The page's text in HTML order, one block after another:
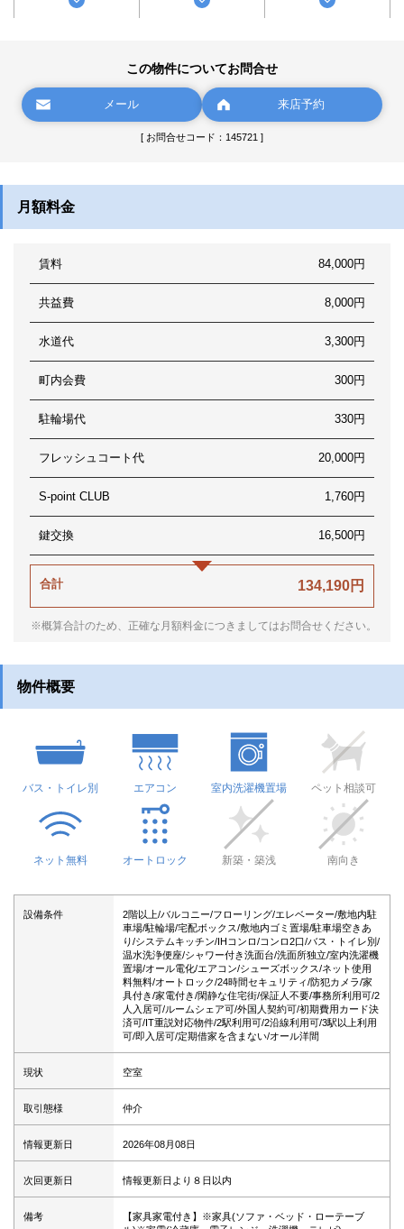
この物件についてお問合せ
メール 来店予約
[ お問合せコード：145721 ]
月額料金
賃料 84,000円
共益費 8,000円
水道代 3,300円
町内会費 300円
駐輪場代 330円
フレッシュコート代 20,000円
S-point CLUB 1,760円
鍵交換 16,500円
合計 134,190円
※概算合計のため、正確な月額料金につきましてはお問合せください。
物件概要
バス・トイレ別 エアコン 室内洗濯機置場 ペット相談可
ネット無料 オートロック 新築・築浅 南向き
設備条件
2階以上/バルコニー/フローリング/エレベーター/敷地内駐
車場/駐輪場/宅配ボックス/敷地内ゴミ置場/駐車場空きあ
り/システムキッチン/IHコンロ/コンロ2口/バス・トイレ別/
温水洗浄便座/シャワー付き洗面台/洗面所独立/室内洗濯機
置場/オール電化/エアコン/シューズボックス/ネット使用
料無料/オートロック/24時間セキュリティ/防犯カメラ/家
具付き/家電付き/閑静な住宅街/保証人不要/事務所利用可/2
人入居可/ルームシェア可/外国人契約可/初期費用カード決
済可/IT重説対応物件/2駅利用可/2沿線利用可/3駅以上利用
可/即入居可/定期借家を含まない/オール洋間
現状 空室
取引態様 仲介
情報更新日 2026年08月08日
次回更新日 情報更新日より８日以内
備考
【家具家電付き】※家具(ソファ・ベッド・ローテーブ